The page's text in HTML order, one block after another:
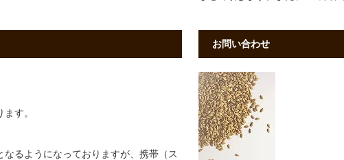
す。
るようになっておりますが、携帯（ス
お問い合わせ